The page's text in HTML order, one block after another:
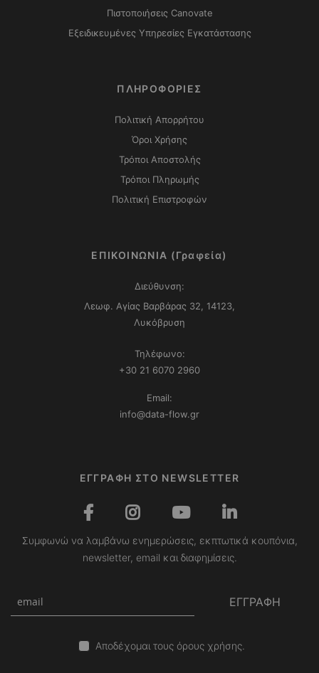
Πιστοποιήσεις Canovate
Εξειδικευμένες Υπηρεσίες Εγκατάστασης
ΠΛΗΡΟΦΟΡΙΕΣ
Πολιτική Απορρήτου
Όροι Χρήσης
Τρόποι Αποστολής
Τρόποι Πληρωμής
Πολιτική Επιστροφών
ΕΠΙΚΟΙΝΩΝΙΑ (Γραφεία)
Διεύθυνση:
Λεωφ. Αγίας Βαρβάρας 32, 14123,
Λυκόβρυση
Τηλέφωνο:
+30 21 6070 2960
Email:
info@data-flow.gr
ΕΓΓΡΑΦΗ ΣΤΟ NEWSLETTER
Συμφωνώ να λαμβάνω ενημερώσεις, εκπτωτικά κουπόνια,
newsletter, email και διαφημίσεις.
ΕΓΓΡΑΦΗ
Αποδέχομαι τους όρους χρήσης.